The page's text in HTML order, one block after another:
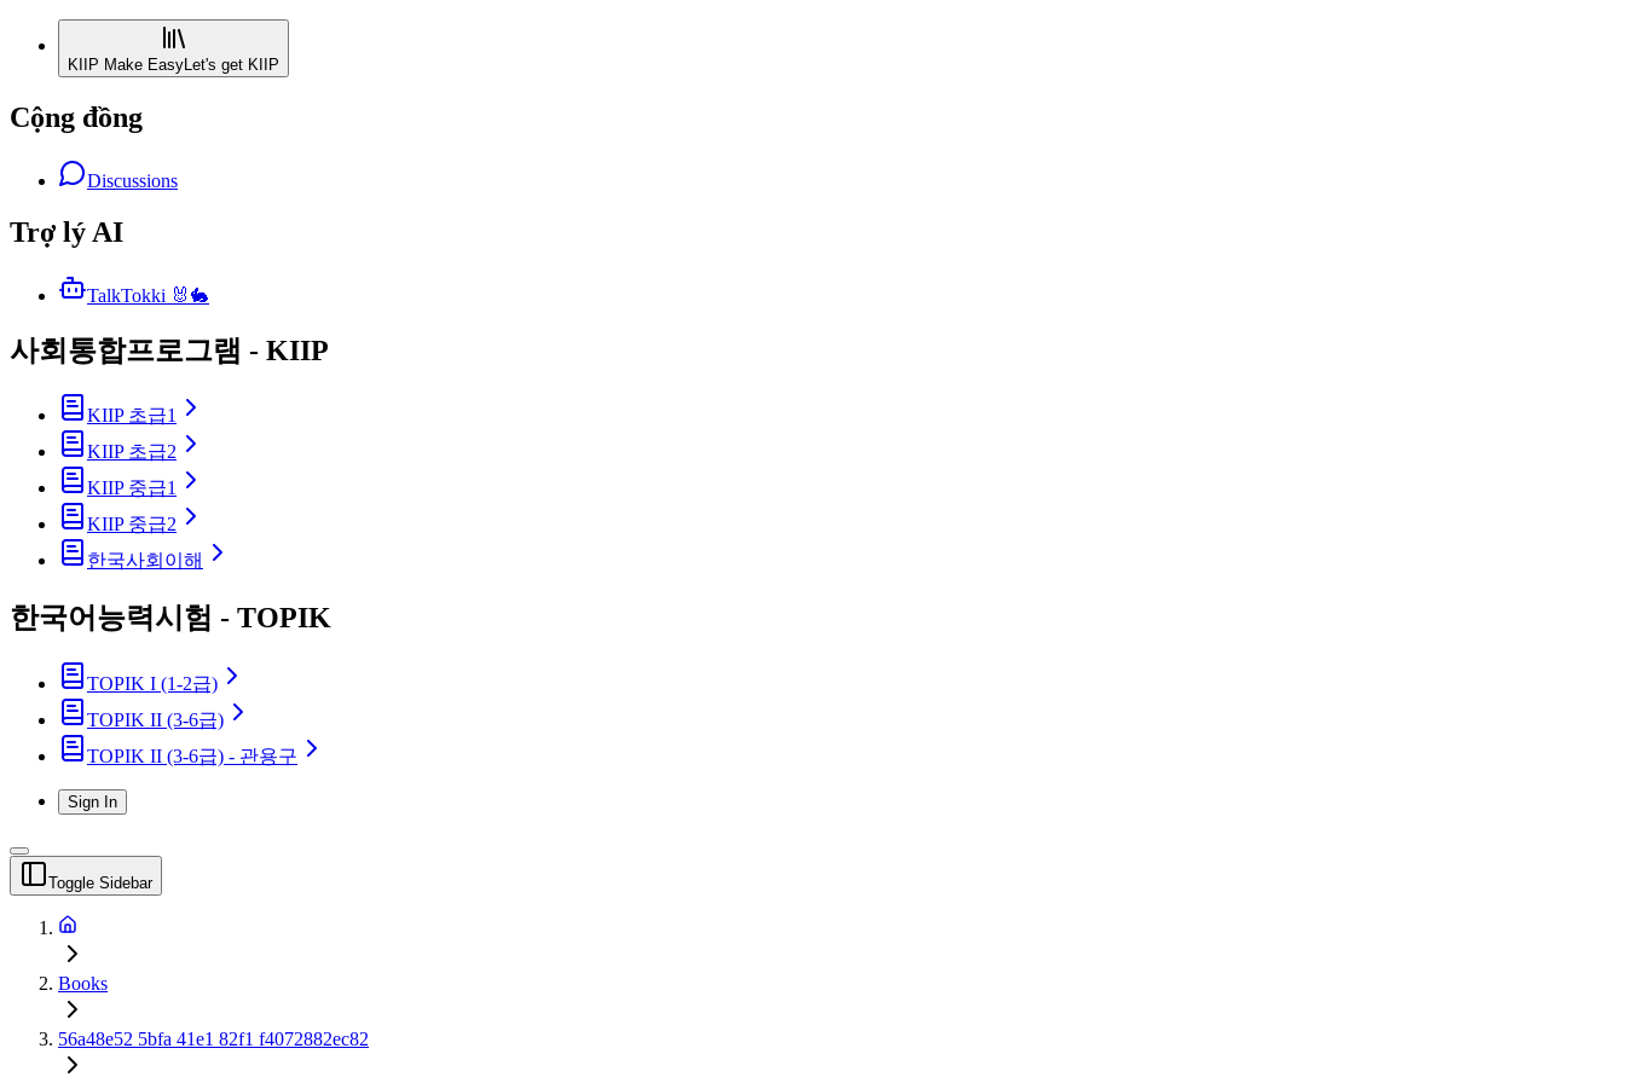
KIIP Make EasyLet's get KIIP
Cộng đồng
Discussions
Trợ lý AI
TalkTokki 🐰🐇
사회통합프로그램 - KIIP
KIIP 초급1
KIIP 초급2
KIIP 중급1
KIIP 중급2
한국사회이해
한국어능력시험 - TOPIK
TOPIK I (1-2급)
TOPIK II (3-6급)
TOPIK II (3-6급) - 관용구
Sign In
Toggle Sidebar
Books
56a48e52 5bfa 41e1 82f1 f4072882ec82